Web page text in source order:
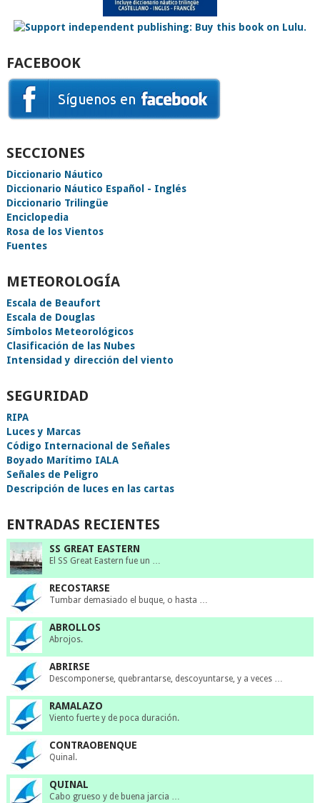
FACEBOOK
SECCIONES
Diccionario Náutico
Diccionario Náutico Español - Inglés
Diccionario Trilingüe
Enciclopedia
Rosa de los Vientos
Fuentes
METEOROLOGÍA
Escala de Beaufort
Escala de Douglas
Símbolos Meteorológicos
Clasificación de las Nubes
Intensidad y dirección del viento
SEGURIDAD
RIPA
Luces y Marcas
Código Internacional de Señales
Boyado Marítimo IALA
Señales de Peligro
Descripción de luces en las cartas
ENTRADAS RECIENTES
SS GREAT EASTERN
El SS Great Eastern fue un …
RECOSTARSE
Tumbar demasiado el buque, o hasta …
ABROLLOS
Abrojos.
ABRIRSE
Descomponerse, quebrantarse, descoyuntarse, y a veces …
RAMALAZO
Viento fuerte y de poca duración.
CONTRAOBENQUE
Quinal.
QUINAL
Cabo grueso y de buena jarcia …